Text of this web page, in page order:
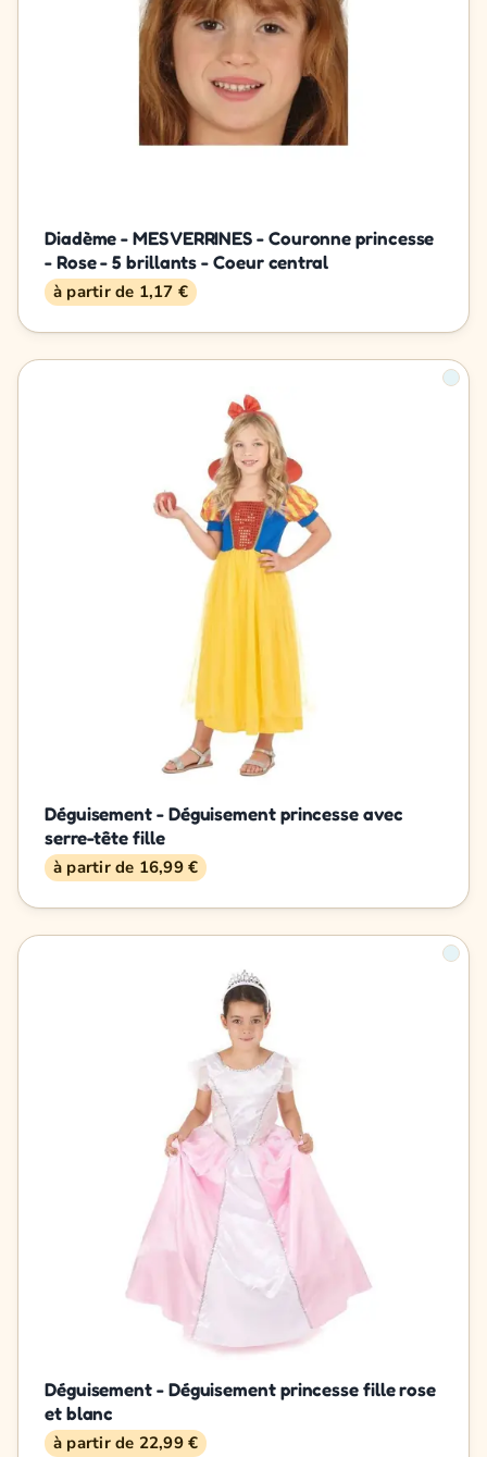
Diadème - MES VERRINES - Couronne princesse
- Rose - 5 brillants - Coeur central
à partir de 1,17 €
Déguisement - Déguisement princesse avec
serre-tête fille
à partir de 16,99 €
Déguisement - Déguisement princesse fille rose
et blanc
à partir de 22,99 €